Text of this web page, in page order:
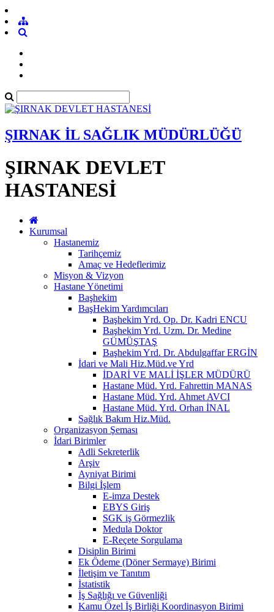
ŞIRNAK İL SAĞLIK MÜDÜRLÜĞÜ
ŞIRNAK DEVLET
HASTANESİ
Kurumsal
Hastanemiz
Tarihçemiz
Amaç ve Hedeflerimiz
Misyon & Vizyon
Hastane Yönetimi
Başhekim
BaşHekim Yardımcıları
Başhekim Yrd. Op. Dr. Kadri ENCU
Başhekim Yrd. Uzm. Dr. Medine
GÜMÜŞTAŞ
Başhekim Yrd. Dr. Abdulgaffar ERGİN
İdari ve Mali Hiz.Müd.ve Yrd
İDARİ VE MALİ İŞLER MÜDÜRÜ
Hastane Müd. Yrd. Fahrettin MANAS
Hastane Müd. Yrd. Ahmet AVCI
Hastane Müd. Yrd. Orhan İNAL
Sağlık Bakım Hiz.Müd.
Organizasyon Şeması
İdari Birimler
Adli Sekreterlik
Arşiv
Ayniyat Birimi
Bilgi İşlem
E-imza Destek
EBYS Giriş
SGK iş Görmezlik
Medula Doktor
E-Reçete Sorgulama
Disiplin Birimi
Ek Ödeme (Döner Sermaye) Birimi
İletişim ve Tanıtım
İstatistik
İş Sağlığı ve Güvenliği
Kamu Özel İş Birliği Koordinasyon Birimi